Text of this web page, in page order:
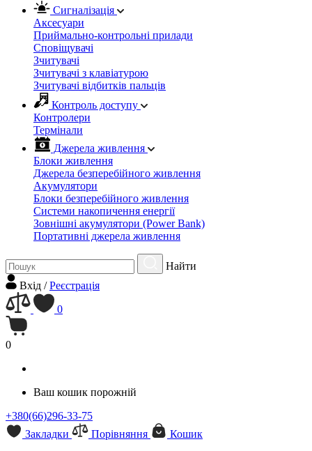
Сигналізація
Аксесуари
Приймально-контрольні прилади
Сповіщувачі
Зчитувачі
Зчитувачі з клавіатурою
Зчитувачі відбитків пальців
Контроль доступу
Контролери
Термінали
Джерела живлення
Блоки живлення
Джерела безперебійного живлення
Акумулятори
Блоки безперебійного живлення
Системи накопичення енергії
Зовнішні акумулятори (Power Bank)
Портативні джерела живлення
Найти
Вхiд /Реєстрація
0
0
Ваш кошик порожній
+380(66)296-33-75
Закладки
Порівняння
Кошик